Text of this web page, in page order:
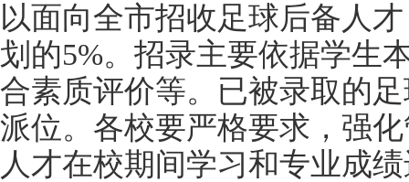
以面向全市招收足球后备人
划的5%。招录主要依据学生
合素质评价等。已被录取的
派位。各校要严格要求，强
人才在校期间学习和专业成